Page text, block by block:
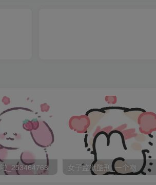
津的女佣甚至女仆，每天早晨打一顿屁
己未来生活的悲惨，大家都露出了绝望
。此时，每个人的床上都放着四套衣服
就把大家吓了一跳，里面赫然是一把光滑
，莎姐说除非是老师要求，否则无论什
膏。每个人的床头上贴着一个考核表，
份课程表，课程表的背面是密密麻麻的规
_253464763 女子监狱酷刑_一个吻